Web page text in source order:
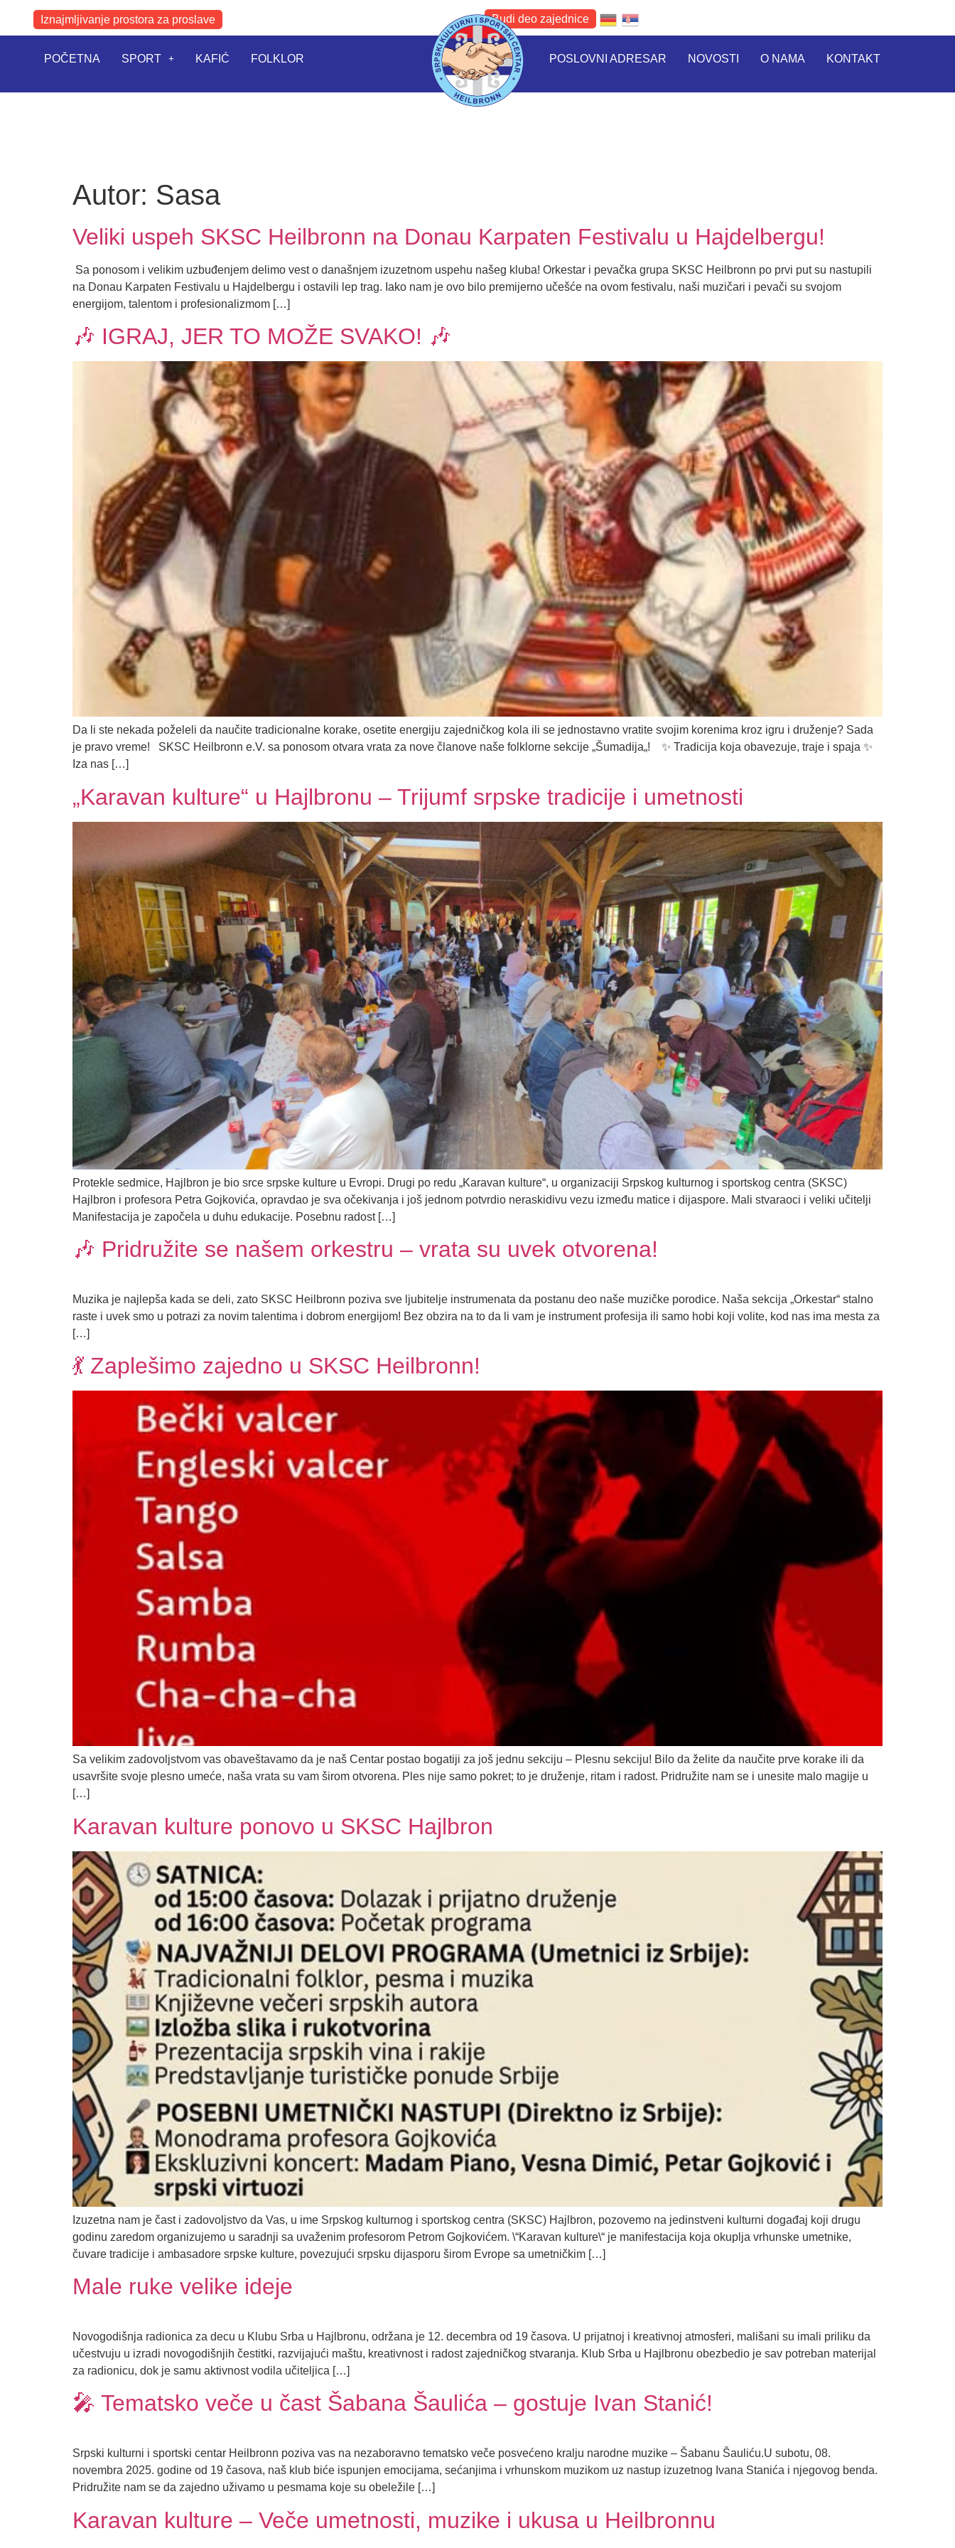
Iznajmljivanje prostora za proslave Budi deo zajednice
POČETNA SPORT KAFIĆ FOLKLOR POSLOVNI ADRESAR NOVOSTI O NAMA KONTAKT
Autor: Sasa
​Veliki uspeh SKSC Heilbronn na Donau Karpaten Festivalu u Hajdelbergu!
​ Sa ponosom i velikim uzbuđenjem delimo vest o današnjem izuzetnom uspehu našeg kluba! Orkestar i pevačka grupa SKSC Heilbronn po prvi put su nastupili
na Donau Karpaten Festivalu u Hajdelbergu i ostavili lep trag. ​Iako nam je ovo bilo premijerno učešće na ovom festivalu, naši muzičari i pevači su svojom
energijom, talentom i profesionalizmom […]
​🎶 IGRAJ, JER TO MOŽE SVAKO! 🎶
​Da li ste nekada poželeli da naučite tradicionalne korake, osetite energiju zajedničkog kola ili se jednostavno vratite svojim korenima kroz igru i druženje? Sada
je pravo vreme! ​SKSC Heilbronn e.V. sa ponosom otvara vrata za nove članove naše folklorne sekcije „Šumadija„! ​ ✨ Tradicija koja obavezuje, traje i spaja ✨ ​
Iza nas […]
„Karavan kulture“ u Hajlbronu – Trijumf srpske tradicije i umetnosti
Protekle sedmice, Hajlbron je bio srce srpske kulture u Evropi. Drugi po redu „Karavan kulture“, u organizaciji Srpskog kulturnog i sportskog centra (SKSC)
Hajlbron i profesora Petra Gojkovića, opravdao je sva očekivanja i još jednom potvrdio neraskidivu vezu između matice i dijaspore. Mali stvaraoci i veliki učitelji
Manifestacija je započela u duhu edukacije. Posebnu radost […]
🎶 Pridružite se našem orkestru – vrata su uvek otvorena!
Muzika je najlepša kada se deli, zato SKSC Heilbronn poziva sve ljubitelje instrumenata da postanu deo naše muzičke porodice. Naša sekcija „Orkestar“ stalno
raste i uvek smo u potrazi za novim talentima i dobrom energijom! Bez obzira na to da li vam je instrument profesija ili samo hobi koji volite, kod nas ima mesta za
[…]
💃 Zaplešimo zajedno u SKSC Heilbronn!
Sa velikim zadovoljstvom vas obaveštavamo da je naš Centar postao bogatiji za još jednu sekciju – Plesnu sekciju! Bilo da želite da naučite prve korake ili da
usavršite svoje plesno umeće, naša vrata su vam širom otvorena. Ples nije samo pokret; to je druženje, ritam i radost. Pridružite nam se i unesite malo magije u
[…]
Karavan kulture ponovo u SKSC Hajlbron
Izuzetna nam je čast i zadovoljstvo da Vas, u ime Srpskog kulturnog i sportskog centra (SKSC) Hajlbron, pozovemo na jedinstveni kulturni događaj koji drugu
godinu zaredom organizujemo u saradnji sa uvaženim profesorom Petrom Gojkovićem. \“Karavan kulture\“ je manifestacija koja okuplja vrhunske umetnike,
čuvare tradicije i ambasadore srpske kulture, povezujući srpsku dijasporu širom Evrope sa umetničkim […]
Male ruke velike ideje
Novogodišnja radionica za decu u Klubu Srba u Hajlbronu, održana je 12. decembra od 19 časova. U prijatnoj i kreativnoj atmosferi, mališani su imali priliku da
učestvuju u izradi novogodišnjih čestitki, razvijajući maštu, kreativnost i radost zajedničkog stvaranja. Klub Srba u Hajlbronu obezbedio je sav potreban materijal
za radionicu, dok je samu aktivnost vodila učiteljica […]
🎤 Tematsko veče u čast Šabana Šaulića – gostuje Ivan Stanić!
Srpski kulturni i sportski centar Heilbronn poziva vas na nezaboravno tematsko veče posvećeno kralju narodne muzike – Šabanu Šauliću.U subotu, 08.
novembra 2025. godine od 19 časova, naš klub biće ispunjen emocijama, sećanjima i vrhunskom muzikom uz nastup izuzetnog Ivana Stanića i njegovog benda.
Pridružite nam se da zajedno uživamo u pesmama koje su obeležile […]
Karavan kulture – Veče umetnosti, muzike i ukusa u Heilbronnu